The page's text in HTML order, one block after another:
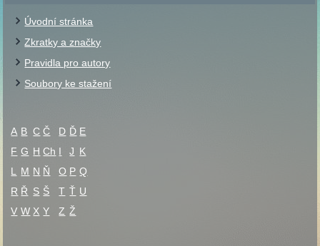
Úvodní stránka
Zkratky a značky
Pravidla pro autory
Soubory ke stažení
A B C Č D Ď E
F G H Ch I J K
L
M N Ň O P Q
R Ř S Š T Ť U
V W X Y Z Ž